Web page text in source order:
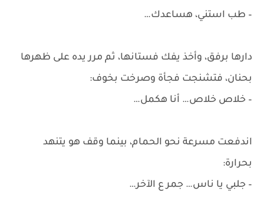
– طب استني، هساعدك…
دارها برفق، وأخذ يفك فستانها، ثم مرر يده على ظهرها
بحنان، فتشنجت فجأة وصرخت بخوف:
– خلاص خلاص… أنا هكمل…
اندفعت مسرعة نحو الحمام، بينما وقف هو يتنهد
بحرارة:
– جلبي يا ناس… جمر ع الآخر…